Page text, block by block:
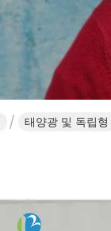
태양광 및 독립